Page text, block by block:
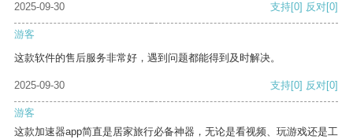
2025-09-30
支持[0] 反对[0]
游客
这款软件的售后服务非常好，遇到问题都能得到及时解决。
2025-09-30 支持[0] 反对[0]
游客
这款加速器app简直是居家旅行必备神器，无论是看视频、玩游戏还是工